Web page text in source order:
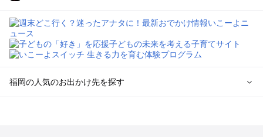
福岡の人気のお出かけ先を探す